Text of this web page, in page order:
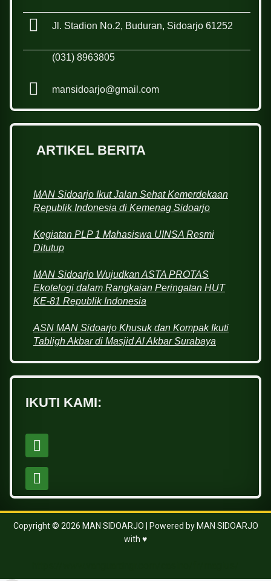
Jl. Stadion No.2, Buduran, Sidoarjo 61252
(031) 8963805
mansidoarjo@gmail.com
ARTIKEL BERITA
MAN Sidoarjo Ikut Jalan Sehat Kemerdekaan
Republik Indonesia di Kemenag Sidoarjo
Kegiatan PLP 1 Mahasiswa UINSA Resmi
Ditutup
MAN Sidoarjo Wujudkan ASTA PROTAS
Ekotelogi dalam Rangkaian Peringatan HUT
KE-81 Republik Indonesia
ASN MAN Sidoarjo Khusuk dan Kompak Ikuti
Tabligh Akbar di Masjid Al Akbar Surabaya
IKUTI KAMI:
Copyright © 2026 MAN SIDOARJO | Powered by MAN SIDOARJO
with ♥